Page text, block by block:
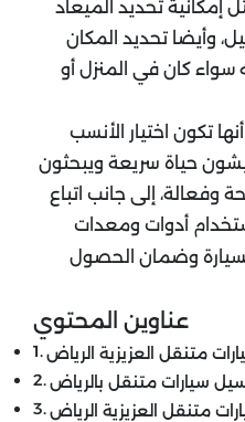
إمكانية تحديد الميعاد
وأيضا تحديد المكان
سواء كان في المنزل أو
تكون اختيار الأنسب
حياة سريعة ويبحثون
إلى جانب اتباع
أدوات ومعدات
وضمان الحصول
عناوين المحتوي
متنقل العزيزية الرياض
متنقل العزيزية الرياض